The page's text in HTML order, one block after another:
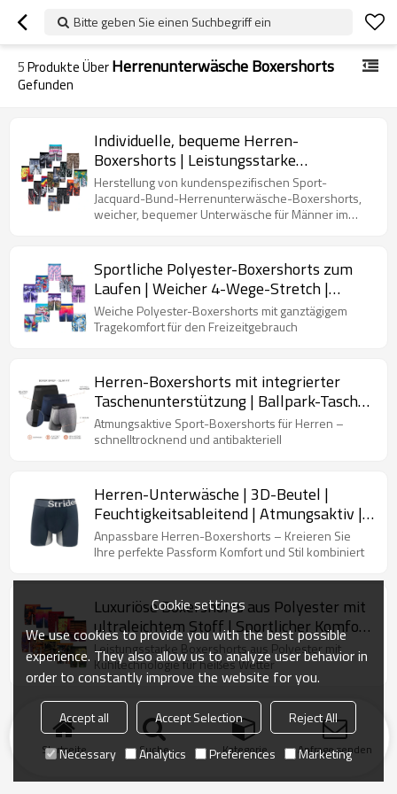
Bitte geben Sie einen Suchbegriff ein
5Produkte ÜberHerrenunterwäsche Boxershorts
Gefunden
Individuelle, bequeme Herren-
Boxershorts | Leistungsstarke
Boxershorts aus Polyester |
Feuchtigkeitsableitende Technologie
Herstellung von kundenspezifischen Sport-
Jacquard-Bund-Herrenunterwäsche-Boxershorts,
weicher, bequemer Unterwäsche für Männer im
Sportliche Polyester-Boxershorts zum
Laufen | Weicher 4-Wege-Stretch |
Herrenunterwäsche aus hochwertigen
Materialien
Weiche Polyester-Boxershorts mit ganztägigem
Tragekomfort für den Freizeitgebrauch
Herren-Boxershorts mit integrierter
Taschenunterstützung | Ballpark-Tasche
| Kühlende Herrenunterwäsche aus
Baumwolle
Atmungsaktive Sport-Boxershorts für Herren –
schnelltrocknend und antibakteriell
Herren-Unterwäsche | 3D-Beutel |
Feuchtigkeitsableitend | Atmungsaktiv |
Kein Hochrutschen
Anpassbare Herren-Boxershorts – Kreieren Sie
Ihre perfekte Passform Komfort und Stil kombiniert
Luxuriöse Boxershorts aus Polyester mit
ultraleichtem Stoff | Sportlicher Komfort
| Maschinenwäsche kalt | Dehnbare
Boxershorts aus Polyester für Herren
Leistungsstarke Boxershorts aus Polyester mit
Kühltechnologie für heißes Wetter
Startseite Suche Kategorie Anfrage senden
Cookie settings
We use cookies to provide you with the best possible
experience. They also allow us to analyze user behavior in
order to constantly improve the website for you.
Accept all Accept Selection
Reject All
Necessary
Analytics Preferences Marketing